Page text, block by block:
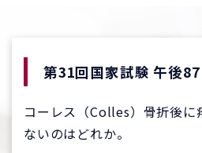
第31回国家試験 午後87
コーレス（Colles）骨折後に
ないのはどれか。